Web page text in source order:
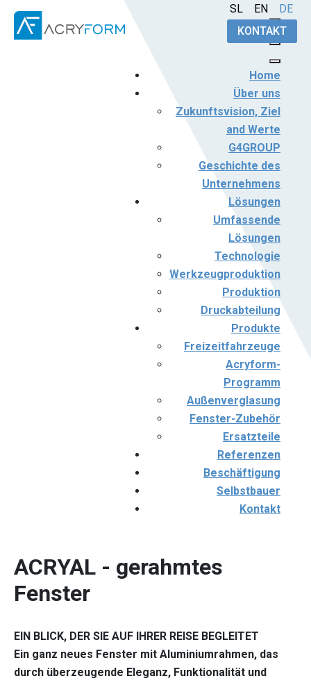
Sprache auswählen SL EN DE
Home
Über uns
Zukunftsvision, Ziel
and Werte
G4GROUP
Geschichte des
Unternehmens
Lösungen
Umfassende
Lösungen
Technologie
Werkzeugproduktion
Produktion
Druckabteilung
Produkte
Freizeitfahrzeuge
Acryform-
Programm
Außenverglasung
Fenster-Zubehör
Ersatzteile
Referenzen
Beschäftigung
Selbstbauer
Kontakt
KONTAKT
ACRYAL - gerahmtes
Fenster
EIN BLICK, DER SIE AUF IHRER REISE BEGLEITET
Ein ganz neues Fenster mit Aluminiumrahmen, das
durch überzeugende Eleganz, Funktionalität und